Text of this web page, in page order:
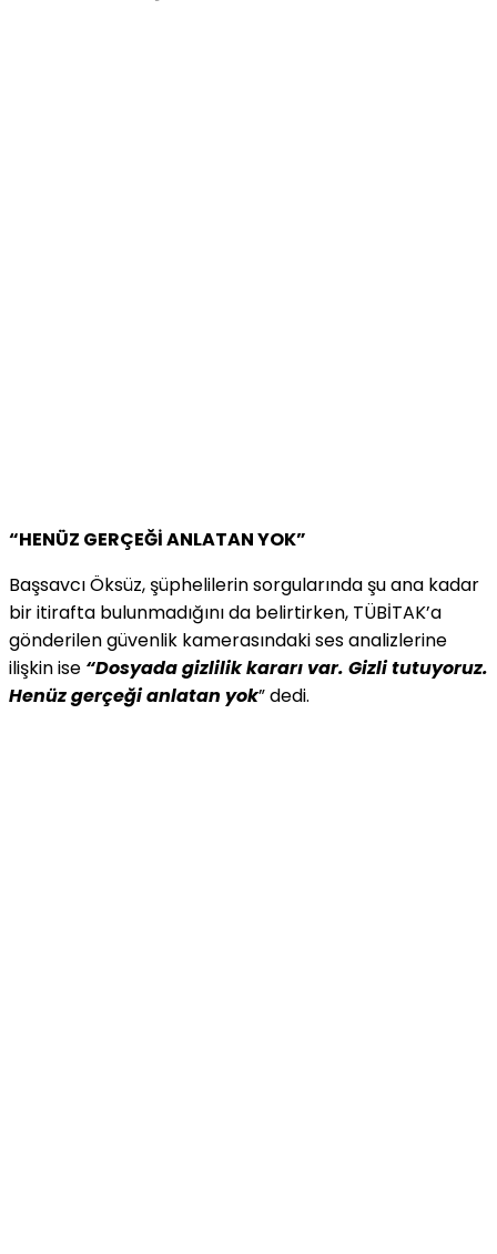
“HENÜZ GERÇEĞİ ANLATAN YOK”
Başsavcı Öksüz, şüphelilerin sorgularında şu ana kadar
bir itirafta bulunmadığını da belirtirken, TÜBİTAK’a
gönderilen güvenlik kamerasındaki ses analizlerine
ilişkin ise “Dosyada gizlilik kararı var. Gizli tutuyoruz.
Henüz gerçeği anlatan yok” dedi.